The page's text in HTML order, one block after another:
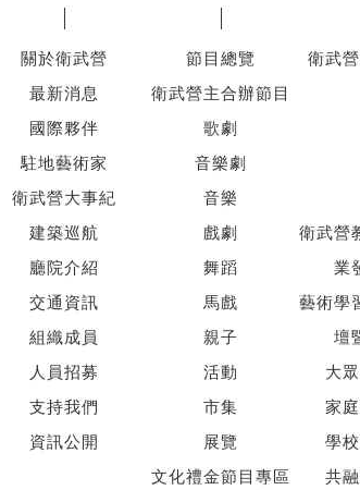
關於衛武營
最新消息
國際夥伴
駐地藝術家
衛武營大事紀
建築巡航
廳院介紹
交通資訊
組織成員
人員招募
支持我們
資訊公開
節目總覽
衛武營主合辦節目
歌劇
音樂劇
音樂
戲劇
舞蹈
馬戲
親子
活動
市集
展覽
文化禮金節目專區
衛武
衛武營
業
藝術學
壇
大
家
學
共